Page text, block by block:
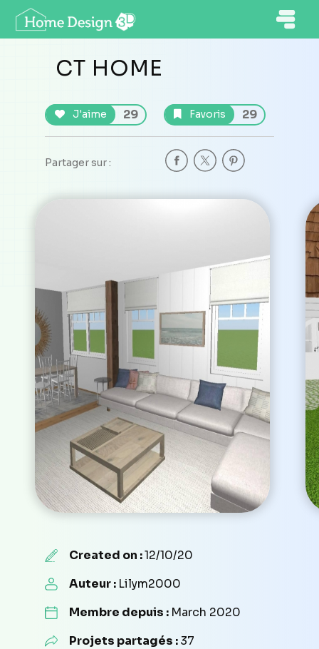
CT HOME
J'aime 29 Favoris 29
Partager sur :
Created on :12/10/20
Auteur : Lilym2000
Membre depuis : March 2020
Projets partagés :37